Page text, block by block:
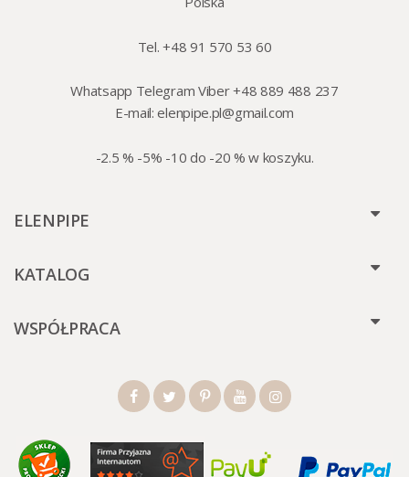
Tel. +48 91 570 53 60
Whatsapp Telegram Viber +48 889 488 237
E-mail:elenpipe.pl@gmail.com
-2.5 % -5% -10 do -20 % w koszyku.
ELENPIPE
KATALOG
WSPÓŁPRACA